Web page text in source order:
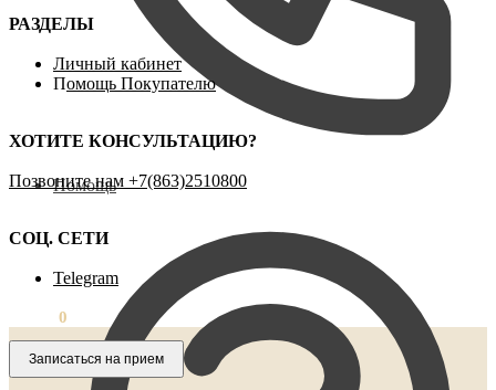
Помощь
РАЗДЕЛЫ
Личный кабинет
Помощь Покупателю
ХОТИТЕ КОНСУЛЬТАЦИЮ?
Позвоните нам ‪+7(863)2510800
СОЦ. СЕТИ
Telegram
0
Записаться на прием